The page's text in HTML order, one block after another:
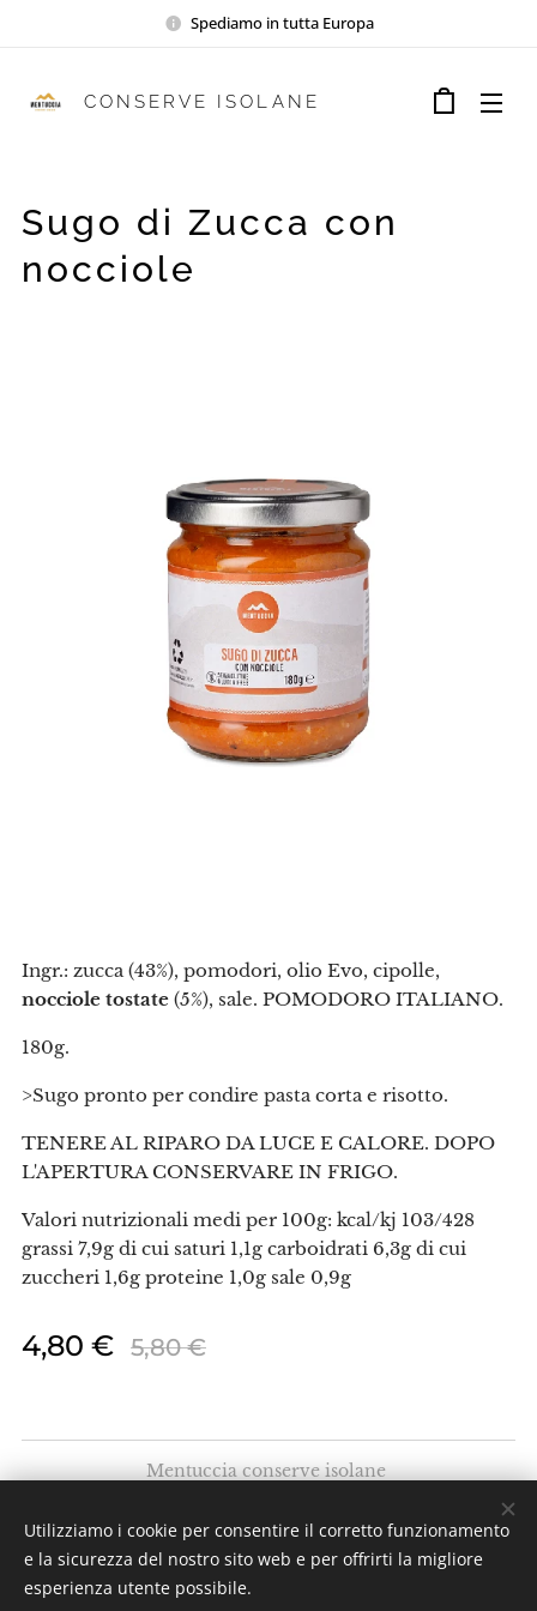
Spediamo in tutta Europa
CONSERVE ISOLANE
Sugo di Zucca con
nocciole
Ingr.: zucca (43%), pomodori, olio Evo, cipolle,
nocciole tostate (5%), sale. POMODORO ITALIANO.
180g.
>Sugo pronto per condire pasta corta e risotto.
TENERE AL RIPARO DA LUCE E CALORE. DOPO
L'APERTURA CONSERVARE IN FRIGO.
Valori nutrizionali medi per 100g: kcal/kj 103/428
grassi 7,9g di cui saturi 1,1g carboidrati 6,3g di cui
zuccheri 1,6g proteine 1,0g sale 0,9g
4,80 € 5,80€
Mentuccia conserve isolane
Milazzo (ME)
P.Iva 03444770832
REA ME-237517
Tutti i diritti riservati 2022
Utilizziamo i cookie per consentire il corretto funzionamento
e la sicurezza del nostro sito web e per offrirti la migliore
esperienza utente possibile.